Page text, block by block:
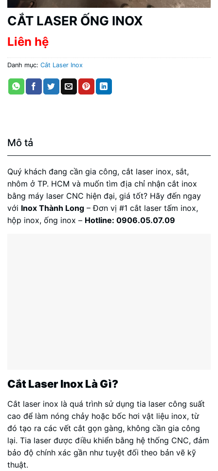
CẮT LASER ỐNG INOX
Liên hệ
Danh mục: Cắt Laser Inox
Mô tả
Quý khách đang cần gia công, cắt laser inox, sắt,
nhôm ở TP. HCM và muốn tìm địa chỉ nhận cắt inox
bằng máy laser CNC hiện đại, giá tốt? Hãy đến ngay
với Inox Thành Long – Đơn vị #1 cắt laser tấm inox,
hộp inox, ống inox – Hotline: 0906.05.07.09
Cắt Laser Inox Là Gì?
Cắt laser inox là quá trình sử dụng tia laser công suất
cao để làm nóng chảy hoặc bốc hơi vật liệu inox, từ
đó tạo ra các vết cắt gọn gàng, không cần gia công
lại. Tia laser được điều khiển bằng hệ thống CNC, đảm
bảo độ chính xác gần như tuyệt đối theo bản vẽ kỹ
thuật.